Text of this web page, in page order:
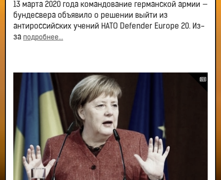
13 марта 2020 года командование германской армии —
бундесвера объявило о решении выйти из
антироссийских учений НАТО Defender Europe 20. Из-
за подробнее...